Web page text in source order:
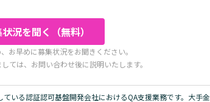
況を聞く（無料）
お早めに募集状況をお聞きください。
ては、お問い合わせ後に説明いたします。
いる認証認可基盤開発会社におけるQA支援業務です。大手金